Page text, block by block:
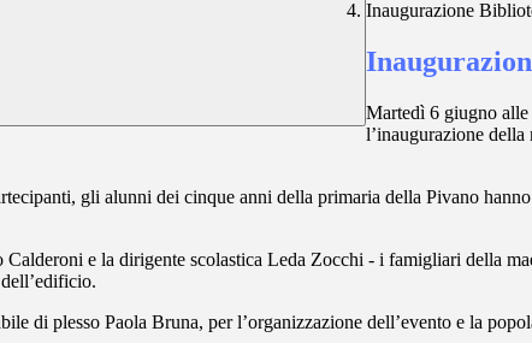
Inaugurazione
Martedì 6 giugno alle
l’inaugurazione della
gli alunni dei cinque anni della primaria della Pivano
e la dirigente scolastica Leda Zocchi - i famigliari della
di plesso Paola Bruna, per l’organizzazione dell’evento e la